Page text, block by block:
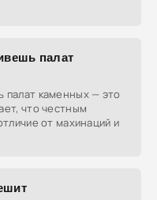
палат
каменных — это
что честным
от махинаций и